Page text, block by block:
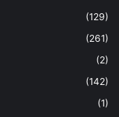
(129)
(261)
(2)
(142)
(1)